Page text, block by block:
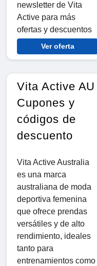
newsletter de Vita
Active para más
ofertas y descuentos
Ver oferta
Vita Active AU
Cupones y
códigos de
descuento
Vita Active Australia
es una marca
australiana de moda
deportiva femenina
que ofrece prendas
versátiles y de alto
rendimiento, ideales
tanto para
entrenamientos como